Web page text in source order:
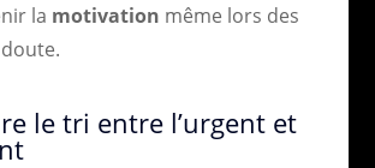
la motivation même lors des
le tri entre l’urgent et